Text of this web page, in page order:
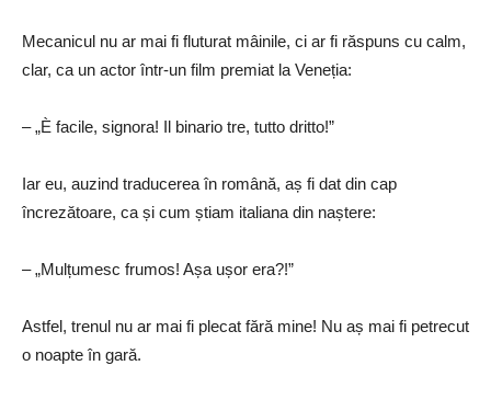
Mecanicul nu ar mai fi fluturat mâinile, ci ar fi răspuns cu calm,
clar, ca un actor într-un film premiat la Veneția:
– „È facile, signora! Il binario tre, tutto dritto!”
Iar eu, auzind traducerea în română, aș fi dat din cap
încrezătoare, ca și cum știam italiana din naștere:
– „Mulțumesc frumos! Așa ușor era?!”
Astfel, trenul nu ar mai fi plecat fără mine! Nu aș mai fi petrecut
o noapte în gară.